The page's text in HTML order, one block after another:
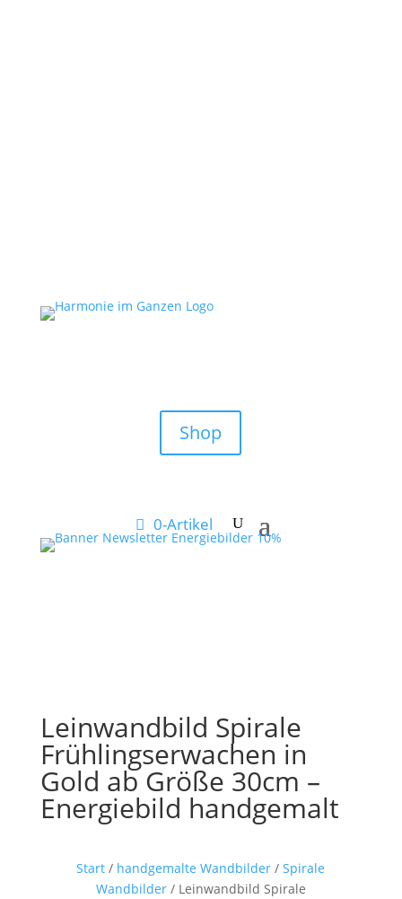
Shop
0-Artikel
Leinwandbild Spirale
Frühlingserwachen in
Gold ab Größe 30cm –
Energiebild handgemalt
Start / handgemalte Wandbilder /Spirale
Wandbilder/ Leinwandbild Spirale